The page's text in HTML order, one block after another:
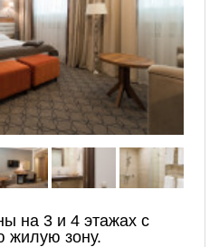
на 3 и 4 этажах с
жилую зону.